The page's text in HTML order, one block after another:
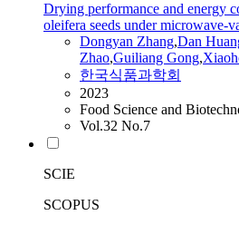
Drying performance and energy
oleifera seeds under microwave-
Dongyan Zhang,Dan
Zhao,Guiliang Gong,
한국식품과학회
2023
Food Science and
Vol.32 No.7
SCIE
SCOPUS